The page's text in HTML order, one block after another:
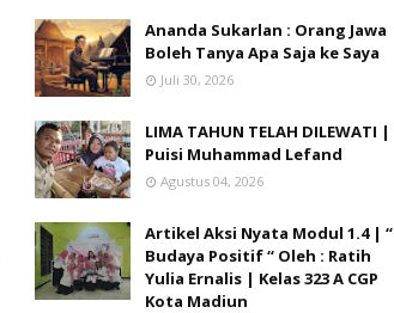
Ananda Sukarlan : Orang Jawa
Boleh Tanya Apa Saja ke Saya
Juli 30, 2026
LIMA TAHUN TELAH DILEWATI |
Puisi Muhammad Lefand
Agustus 04, 2026
Artikel Aksi Nyata Modul 1.4 | “
Budaya Positif “ Oleh : Ratih
Yulia Ernalis | Kelas 323 A CGP
Kota Madiun